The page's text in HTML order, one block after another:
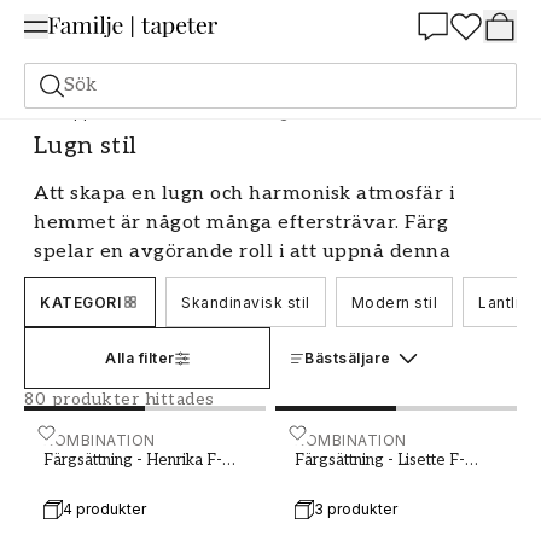
Sök
Shoppa stilen Stil och känsla Lugn stil
Lugn stil
Att skapa en lugn och harmonisk atmosfär i
hemmet är något många eftersträvar. Färg
spelar en avgörande roll i att uppnå denna
känsla av lugn och ro. Genom att välja rätt
färger kan du transformera ditt hem till en
batterierna. Låt oss utforska hur du kan
använda färg för att skapa en lugn stil i ditt
hem.
Färgval för en lugn stil
När det gäller att skapa en lugn stil med hjälp
KATEGORI Skandinavisk stil Modern stil Lantlig
Alla filter Bästsäljare
80 produkter hittades
KOMBINATION
Färgsättning - Henrika F-
4 produkter
Färgsättning - Henrika F-001-00002-01
KOMBINATION
Färgsättning - Lisette F-
3 produkter
Färgsättning - Lisette F-